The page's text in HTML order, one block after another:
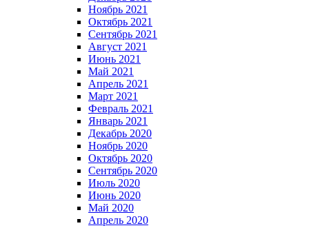
Ноябрь 2021
Октябрь 2021
Сентябрь 2021
Август 2021
Июнь 2021
Май 2021
Апрель 2021
Март 2021
Февраль 2021
Январь 2021
Декабрь 2020
Ноябрь 2020
Октябрь 2020
Сентябрь 2020
Июль 2020
Июнь 2020
Май 2020
Апрель 2020